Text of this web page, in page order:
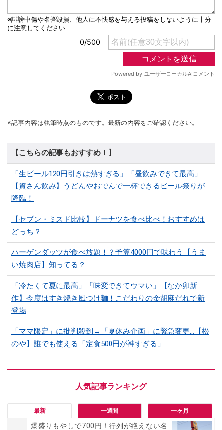
※記事内容は執筆時点のものです。最新の内容をご確認ください。
【こちらの記事もおすすめ！】
「生ビール120円引きは熱すぎる」「昼飲みできて最高」
【資さん飲み】うどんやおでんで一杯できるビール祭りが
降臨！
【セブン・ミスド比較】ドーナツを食べ比べ！おすすめは
どっち？
ハーゲンダッツが食べ放題！？予算4000円で味わう【うま
い焼肉店】知ってる？
「冷たくて夏に最高」「味変できてウマい」【なか卯新
作】今度はすき焼き風つけ麺！こだわりの金胡麻だれで新
登場
「ママ限定」に批判殺到→「夏休み企画」に緊急変更…【松
のや】誰でも使える「定食500円が神すぎる」
最新 一週間 一ヶ月
爆盛りもやしで700円！行列が絶えない名